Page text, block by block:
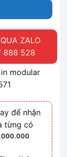
ZALO
888 528
modular
để nhận
từng có